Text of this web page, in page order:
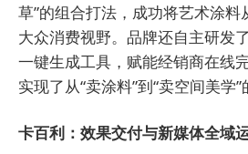
草”的组合打法，成功将艺术涂料
大众消费视野。品牌还自主研发
一键生成工具，赋能经销商在线
实现了从“卖涂料”到“卖空间美学”
卡百利：效果交付与新媒体全域